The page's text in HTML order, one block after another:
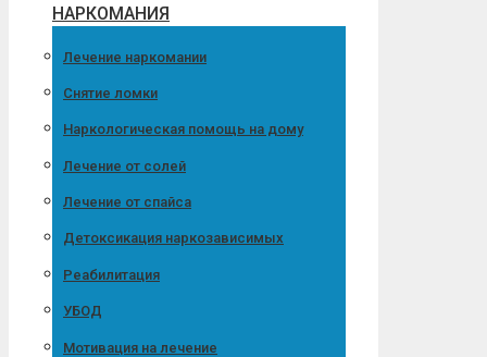
НАРКОМАНИЯ
Лечение наркомании
Снятие ломки
Наркологическая помощь на дому
Лечение от солей
Лечение от спайса
Детоксикация наркозависимых
Реабилитация
УБОД
Мотивация на лечение